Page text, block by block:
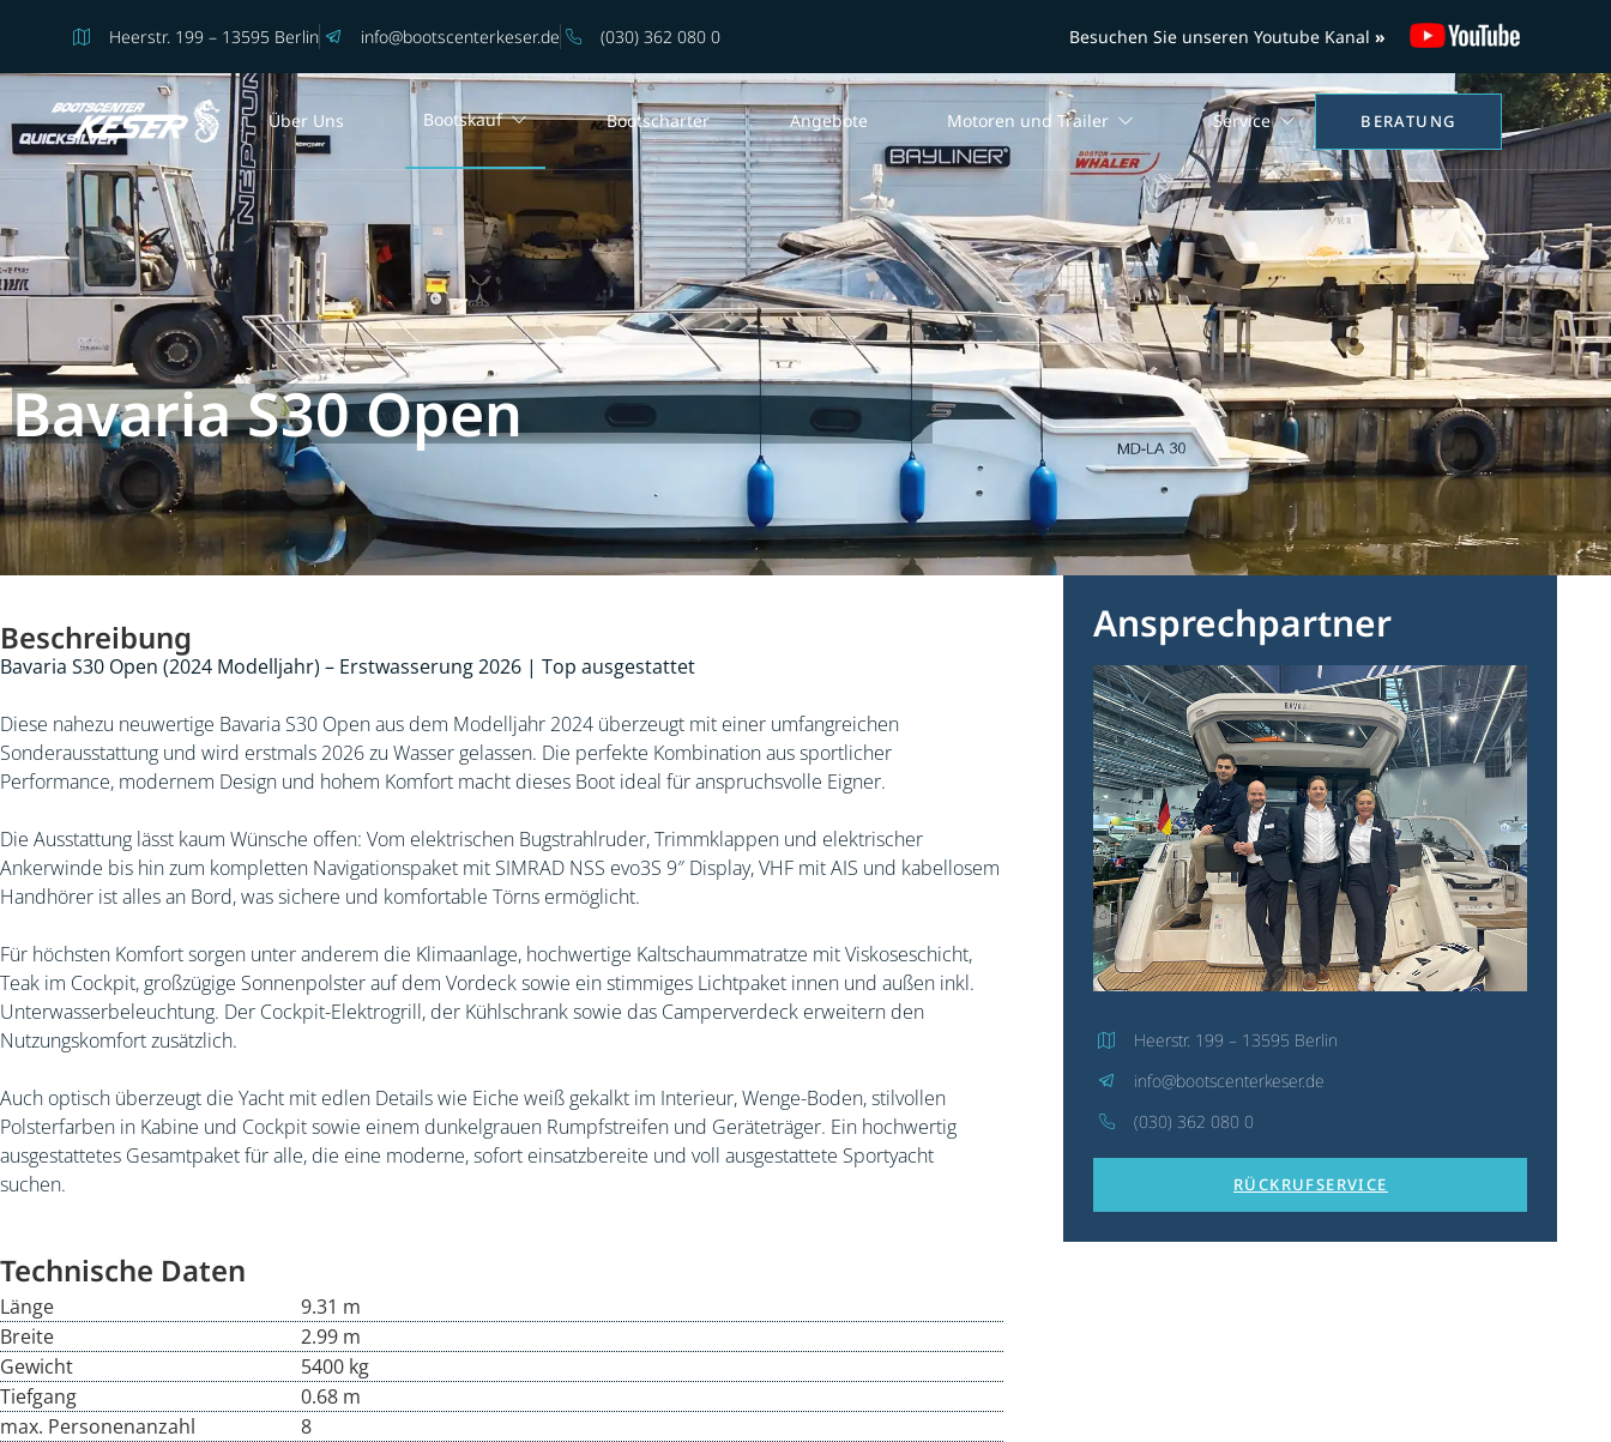
Heerstr. 199 – 13595 Berlin info@bootscenterkeser.de (030) 362 080 0 Besuchen Sie unseren Youtube Kanal »
Über Uns Bootskauf Bootscharter Angebote Motoren und Trailer Service BERATUNG
Bavaria S30 Open
Beschreibung
Bavaria S30 Open (2024 Modelljahr) – Erstwasserung 2026 | Top ausgestattet
Diese nahezu neuwertige Bavaria S30 Open aus dem Modelljahr 2024 überzeugt mit einer umfangreichen
Sonderausstattung und wird erstmals 2026 zu Wasser gelassen. Die perfekte Kombination aus sportlicher
Performance, modernem Design und hohem Komfort macht dieses Boot ideal für anspruchsvolle Eigner.
Die Ausstattung lässt kaum Wünsche offen: Vom elektrischen Bugstrahlruder, Trimmklappen und elektrischer
Ankerwinde bis hin zum kompletten Navigationspaket mit SIMRAD NSS evo3S 9″ Display, VHF mit AIS und kabellosem
Handhörer ist alles an Bord, was sichere und komfortable Törns ermöglicht.
Für höchsten Komfort sorgen unter anderem die Klimaanlage, hochwertige Kaltschaummatratze mit Viskoseschicht,
Teak im Cockpit, großzügige Sonnenpolster auf dem Vordeck sowie ein stimmiges Lichtpaket innen und außen inkl.
Unterwasserbeleuchtung. Der Cockpit-Elektrogrill, der Kühlschrank sowie das Camperverdeck erweitern den
Nutzungskomfort zusätzlich.
Auch optisch überzeugt die Yacht mit edlen Details wie Eiche weiß gekalkt im Interieur, Wenge-Boden, stilvollen
Polsterfarben in Kabine und Cockpit sowie einem dunkelgrauen Rumpfstreifen und Geräteträger. Ein hochwertig
ausgestattetes Gesamtpaket für alle, die eine moderne, sofort einsatzbereite und voll ausgestattete Sportyacht
suchen.
Technische Daten
Länge
9.31 m
Breite
2.99 m
Gewicht
5400 kg
Tiefgang
0.68 m
max. Personenanzahl
8
Ansprechpartner
Heerstr. 199 – 13595 Berlin
info@bootscenterkeser.de
(030) 362 080 0
RÜCKRUFSERVICE